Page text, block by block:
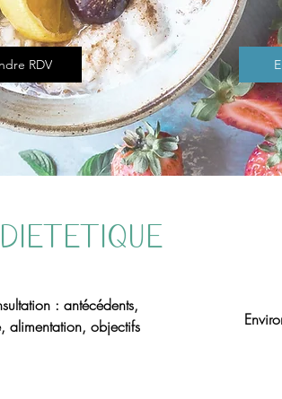
RDV
diÉtétique
: antécédents,
alimentation, objectifs